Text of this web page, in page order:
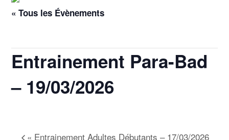
« Tous les Évènements
Entrainement Para-Bad
– 19/03/2026
« Entrainement Adultes Débutants – 17/03/2026